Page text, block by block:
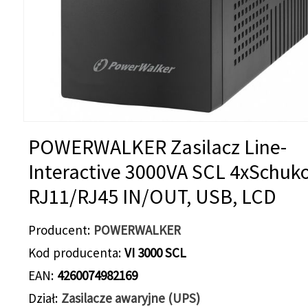
POWERWALKER Zasilacz Line-
Interactive 3000VA SCL
RJ11/RJ45 IN/OUT, USB, LCD
Producent POWERWALKER
Kod producenta VI 3000 SCL
EAN 4260074982169
Dział Zasilacze awaryjne (UPS)